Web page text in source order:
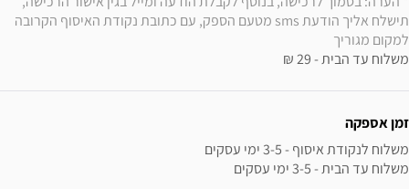
למקום מגוריך
משלוח עד הבית - 29 ₪
זמן אספקה
משלוח עד הבית - 3-5 ימי עסקים